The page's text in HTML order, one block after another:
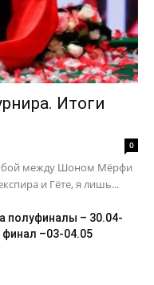
Итоги
0
бой между Шоном Мёрфи
и Гёте, я лишь...
полуфиналы – 30.04-
финал –03-04.05